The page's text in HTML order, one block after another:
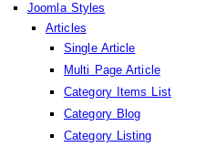
Joomla Styles
Articles
Single Article
Multi Page Article
Category Items List
Category Blog
Category Listing